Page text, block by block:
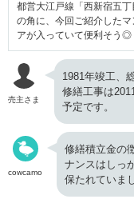
都営大江戸線「西新宿五
の角に、今回ご紹介した
アが入っていて便利そう◎
売主さま
1981年竣工、
修繕工事は
予定です。
cowcamo
修繕積立金の
ナンスはしっ
保たれていま